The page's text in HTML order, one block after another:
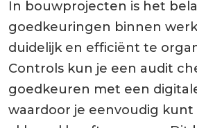
In bouwprojecten is het
goedkeuringen binnen
duidelijk en efficiënt te
Controls kun je een audit
goedkeuren met een
waardoor je eenvoudig